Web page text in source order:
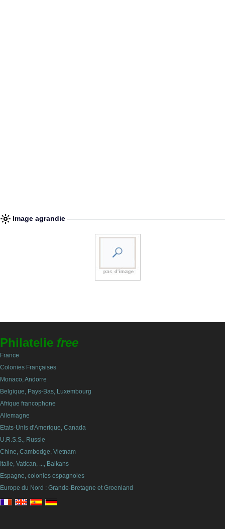
Image agrandie
Philatelie free
France
Colonies Françaises
Monaco, Andorre
Belgique, Pays-Bas, Luxembourg
Afrique francophone
Allemagne
Etats-Unis d'Amerique, Canada
U.R.S.S., Russie
Chine, Cambodge, Vietnam
Italie, Vatican, ..., Balkans
Espagne, colonies espagnoles
Europe du Nord : Grande-Bretagne et Groenland